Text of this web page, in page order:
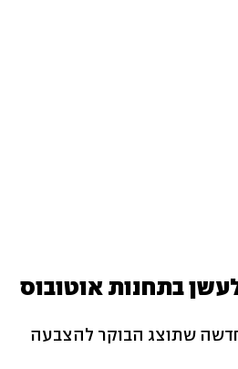
בתחנות אוטובוס
שתוצג הבוקר להצבעה